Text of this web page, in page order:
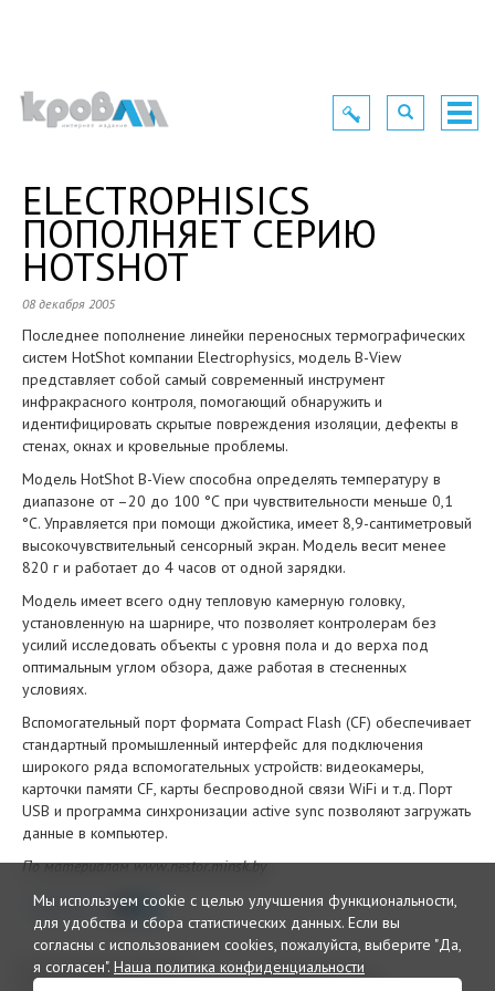
Toggle
navigation
Toggle
navigation
ELECTROPHISICS
ПОПОЛНЯЕТ СЕРИЮ
HOTSHOT
08 декабря 2005
Последнее пополнение линейки переносных термографических
систем HotShot компании Electrophysics, модель B-View
представляет собой самый современный инструмент
инфракрасного контроля, помогающий обнаружить и
идентифицировать скрытые повреждения изоляции, дефекты в
стенах, окнах и кровельные проблемы.
Модель HotShot B-View способна определять температуру в
диапазоне от –20 до 100 °С при чувствительности меньше 0,1
°C. Управляется при помощи джойстика, имеет 8,9-сантиметровый
высокочувствительный сенсорный экран. Модель весит менее
820 г и работает до 4 часов от одной зарядки.
Модель имеет всего одну тепловую камерную головку,
установленную на шарнире, что позволяет контролерам без
усилий исследовать объекты с уровня пола и до верха под
оптимальным углом обзора, даже работая в стесненных
условиях.
Вспомогательный порт формата Compact Flash (CF) обеспечивает
стандартный промышленный интерфейс для подключения
широкого ряда вспомогательных устройств: видеокамеры,
карточки памяти CF, карты беспроводной связи WiFi и т.д. Порт
USB и программа синхронизации active sync позволяют загружать
данные в компьютер.
По материалам www.nestor.minsk.by
Поделиться
Мы используем cookie с целью улучшения функциональности,
для удобства и сбора статистических данных. Если вы
согласны с использованием cookies, пожалуйста, выберите "Да,
я согласен". Наша политика конфиденциальности
© 2026 Интернет издание и
дайджест «Кровли»
Рекламный отдел